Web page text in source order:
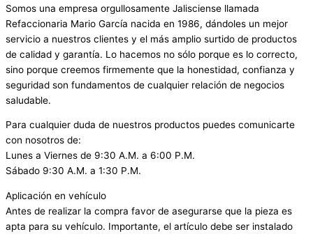
Somos una empresa orgullosamente Jalisciense llamada
Refaccionaria Mario García nacida en 1986, dándoles un mejor
servicio a nuestros clientes y el más amplio surtido de productos
de calidad y garantía. Lo hacemos no sólo porque es lo correcto,
sino porque creemos firmemente que la honestidad, confianza y
seguridad son fundamentos de cualquier relación de negocios
saludable.
Para cualquier duda de nuestros productos puedes comunicarte
con nosotros de:
Lunes a Viernes de 9:30 A.M. a 6:00 P.M.
Sábado 9:30 A.M. a 1:30 P.M.
Aplicación en vehículo
Antes de realizar la compra favor de asegurarse que la pieza es
apta para su vehículo. Importante, el artículo debe ser instalado